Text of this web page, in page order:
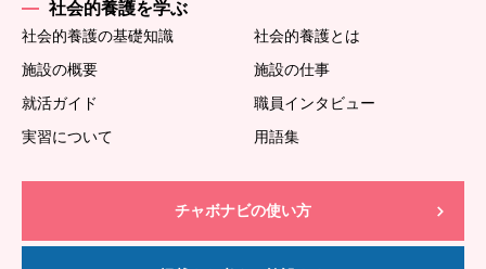
社会的養護を学ぶ
社会的養護の基礎知識
社会的養護とは
施設の概要
施設の仕事
就活ガイド
職員インタビュー
実習について
用語集
チャボナビの使い方